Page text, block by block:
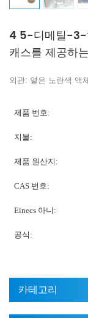
4 5-디메틸-3-
캐스를 제공
외관: 옅은 노란색 액
제품 번호:
지불:
제품 원산지:
CAS 번호:
Einecs 아니:
공식:
카테고리